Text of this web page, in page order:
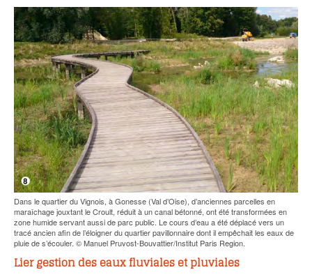
Dans le quartier du Vignois, à Gonesse (Val d’Oise), d’anciennes parcelles en
maraîchage jouxtant le Croult, réduit à un canal bétonné, ont été transformées en
zone humide servant aussi de parc public. Le cours d’eau a été déplacé vers un
tracé ancien afin de l’éloigner du quartier pavillonnaire dont il empêchait les eaux de
pluie de s’écouler. © Manuel Pruvost-Bouvattier/Institut Paris Region.
Lier gestion des eaux fluviales et pluviales